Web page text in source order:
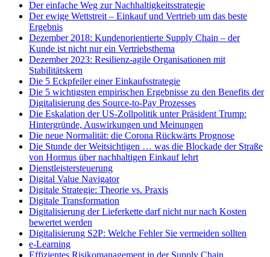
Der einfache Weg zur Nachhaltigkeitsstrategie
Der ewige Wettstreit – Einkauf und Vertrieb um das beste
Ergebnis
Dezember 2018: Kundenorientierte Supply Chain – der
Kunde ist nicht nur ein Vertriebsthema
Dezember 2023: Resilienz-agile Organisationen mit
Stabilitätskern
Die 5 Eckpfeiler einer Einkaufsstrategie
Die 5 wichtigsten empirischen Ergebnisse zu den Benefits der
Digitalisierung des Source-to-Pay Prozesses
Die Eskalation der US-Zollpolitik unter Präsident Trump:
Hintergründe, Auswirkungen und Meinungen
Die neue Normalität: die Corona Rückwärts Prognose
Die Stunde der Weitsichtigen … was die Blockade der Straße
von Hormus über nachhaltigen Einkauf lehrt
Dienstleistersteuerung
Digital Value Navigator
Digitale Strategie: Theorie vs. Praxis
Digitale Transformation
Digitalisierung der Lieferkette darf nicht nur nach Kosten
bewertet werden
Digitalisierung S2P: Welche Fehler Sie vermeiden sollten
e-Learning